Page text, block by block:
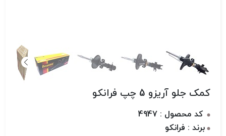
کمک جلو آریزو 5 چپ فرانکو
کد محصول : 4947
برند : فرانکو